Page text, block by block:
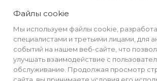
Файлы cookie
Мы используем файлы cookie,
специалистами и третьими лицами, для
событий на нашем веб-сайте, что
улучшать взаимодействие с
обслуживание. Продолжая просмотр